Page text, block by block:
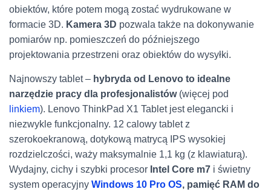
obiektów, które potem mogą zostać wydrukowane w
formacie 3D. Kamera 3D pozwala także na dokonywanie
pomiarów np. pomieszczeń do późniejszego
projektowania przestrzeni oraz obiektów do wysyłki.
Najnowszy tablet – hybryda od Lenovo to idealne
narzędzie pracy dla profesjonalistów(więcej pod
linkiem). Lenovo ThinkPad X1 Tablet jest elegancki i
niezwykle funkcjonalny. 12 calowy tablet z
szerokoekranową, dotykową matrycą IPS wysokiej
rozdzielczości, waży maksymalnie 1,1 kg (z klawiaturą).
Wydajny, cichy i szybki procesor Intel Core m7 i świetny
system operacyjny Windows 10 Pro OS, pamięć RAM do